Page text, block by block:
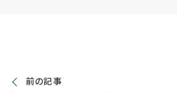
前の記事